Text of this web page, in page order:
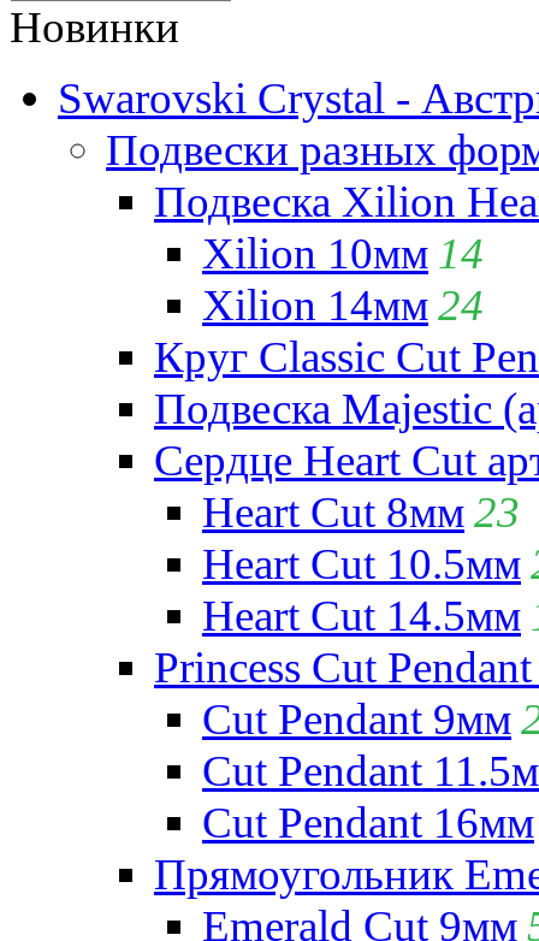
Новинки
Swarovski Crystal -
Подвески разных
Подвеска Xilion
Xilion 10мм 14
Xilion 14мм24
Круг Classic Cut
Подвеска Majestic
Сердце Heart Cut
Heart Cut 8мм23
Heart Cut 10.5мм
Heart Cut 14.5мм
Princess Cut
Cut Pendant 9мм
Cut Pendant
Cut Pendant 16мм
Прямоугольник
Emerald Cut 9мм